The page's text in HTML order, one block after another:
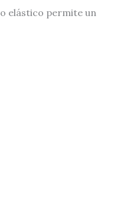
elástico permite un